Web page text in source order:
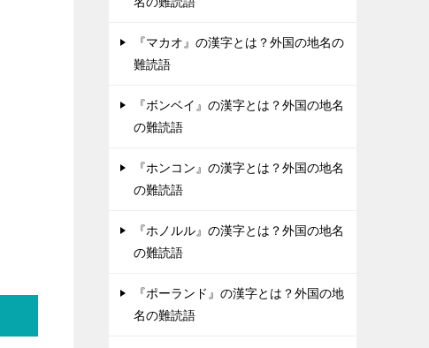
『マカオ』の漢字とは？外国の地名の
難読語
『ボンベイ』の漢字とは？外国の地名
の難読語
『ホンコン』の漢字とは？外国の地名
の難読語
『ホノルル』の漢字とは？外国の地名
の難読語
『ポーランド』の漢字とは？外国の地
名の難読語